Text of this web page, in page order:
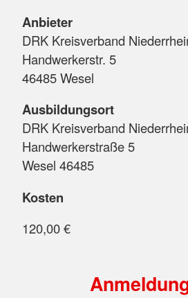
Anbieter
DRK Kreisverband
Handwerkerstr. 5
46485 Wesel
Ausbildungsort
DRK Kreisverband
Handwerkerstraße 5
Wesel 46485
Kosten
120,00 €